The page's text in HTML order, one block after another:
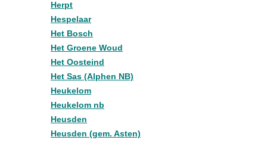
Herpt
Hespelaar
Het Bosch
Het Groene Woud
Het Oosteind
Het Sas (Alphen NB)
Heukelom
Heukelom nb
Heusden
Heusden (gem. Asten)